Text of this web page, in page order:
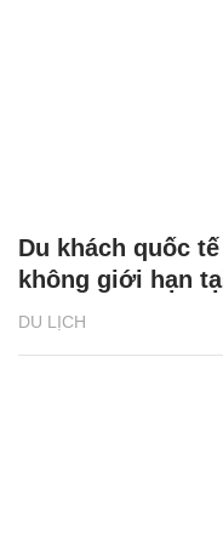
DU LỊCH
Du khách quốc
không giới hạn